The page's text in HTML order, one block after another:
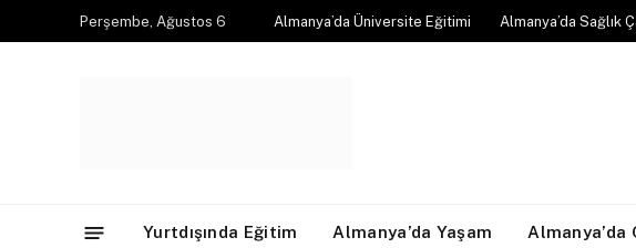
Perşembe, Ağustos 6 Almanya’da Üniversite Eğitimi Almanya’da Sağlık
Yurtdışında Eğitim Almanya’da Yaşam Almanya’da